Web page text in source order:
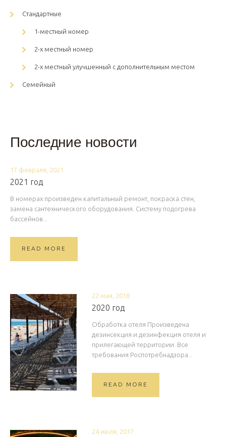
Стандартные
1-местный номер
2-х местный номер
2-х местный улучшенный с дополнительным местом
Семейный
Последние новости
17 февраля, 2021
2021 год
В номерах произведен капитальный ремонт, покраска стен,
замена сантехнического оборудования. Систему подогрева
бассейнов...
READ MORE
22 мая, 2018
2020 год
Обработка отеля Произведена
дезинсекция и дезинфекция отеля и
прилегающей территории. Все
требования Роспотребнадзора...
READ MORE
24 июля, 2017